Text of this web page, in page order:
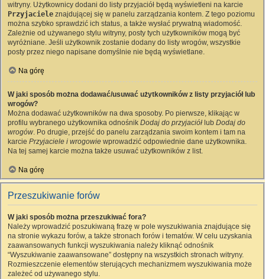
witryny. Użytkownicy dodani do listy przyjaciół będą wyświetleni na karcie
Przyjaciele znajdującej się w panelu zarządzania kontem. Z tego poziomu
można szybko sprawdzić ich status, a także wysłać prywatną wiadomość.
Zależnie od używanego stylu witryny, posty tych użytkowników mogą być
wyróżniane. Jeśli użytkownik zostanie dodany do listy wrogów, wszystkie
posty przez niego napisane domyślnie nie będą wyświetlane.
Na górę
W jaki sposób można dodawać/usuwać użytkowników z listy przyjaciół lub
wrogów?
Można dodawać użytkowników na dwa sposoby. Po pierwsze, klikając w
profilu wybranego użytkownika odnośnik Dodaj do przyjaciół lub Dodaj do
wrogów. Po drugie, przejść do panelu zarządzania swoim kontem i tam na
karcie Przyjaciele i wrogowie wprowadzić odpowiednie dane użytkownika.
Na tej samej karcie można także usuwać użytkowników z list.
Na górę
Przeszukiwanie forów
W jaki sposób można przeszukiwać fora?
Należy wprowadzić poszukiwaną frazę w pole wyszukiwania znajdujące się
na stronie wykazu forów, a także stronach forów i tematów. W celu uzyskania
zaawansowanych funkcji wyszukiwania należy kliknąć odnośnik
“Wyszukiwanie zaawansowane” dostępny na wszystkich stronach witryny.
Rozmieszczenie elementów sterujących mechanizmem wyszukiwania może
zależeć od używanego stylu.